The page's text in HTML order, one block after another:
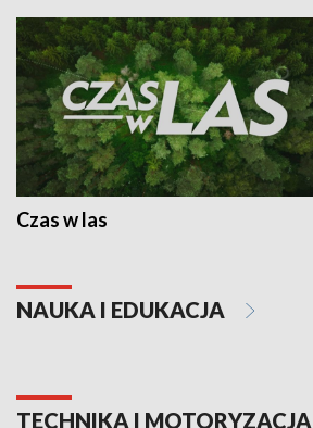
Czas w las
NAUKA I EDUKACJA
TECHNIKA I MOTORYZACJA